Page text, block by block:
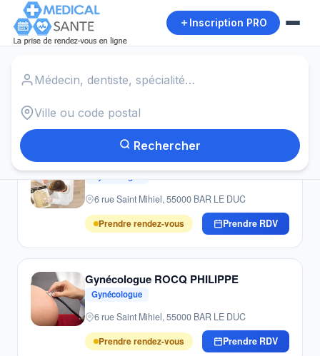
Inscription PRO
Rechercher
Autour de moi
Gynécologue LORAILLèRE PASCAL
6 rue Saint Mihiel, 55000 BAR LE DUC
Prendre rendez-vous
Prendre RDV
Gynécologue ROCQ PHILIPPE
Gynécologue
6 rue Saint Mihiel, 55000 BAR LE DUC
Prendre rendez-vous
Prendre RDV